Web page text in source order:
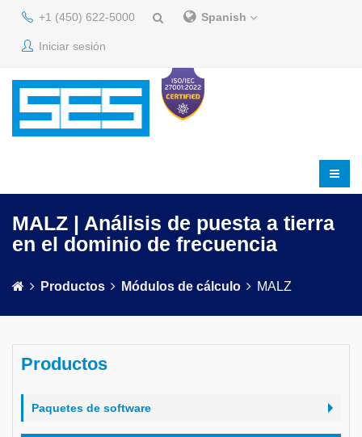
+1 (450) 622-5000 Spanish
Iniciar sesión
MALZ | Análisis de puesta a tierra
en el dominio de frecuencia
Productos Módulos de cálculo MALZ
Productos
Paquetes de software